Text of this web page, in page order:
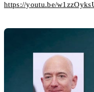
https://youtu.be/